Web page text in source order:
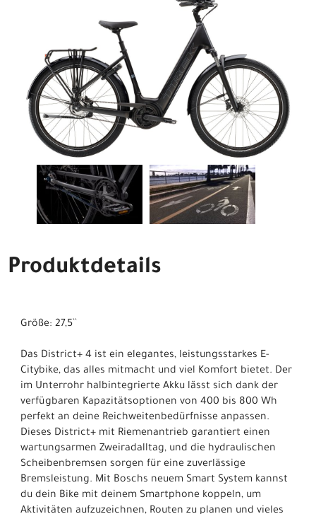
Produktdetails
Größe: 27,5``
Das District+ 4 ist ein elegantes, leistungsstarkes E-
Citybike, das alles mitmacht und viel Komfort bietet. Der
im Unterrohr halbintegrierte Akku lässt sich dank der
verfügbaren Kapazitätsoptionen von 400 bis 800 Wh
perfekt an deine Reichweitenbedürfnisse anpassen.
Dieses District+ mit Riemenantrieb garantiert einen
wartungsarmen Zweiradalltag, und die hydraulischen
Scheibenbremsen sorgen für eine zuverlässige
Bremsleistung. Mit Boschs neuem Smart System kannst
du dein Bike mit deinem Smartphone koppeln, um
Aktivitäten aufzuzeichnen, Routen zu planen und vieles